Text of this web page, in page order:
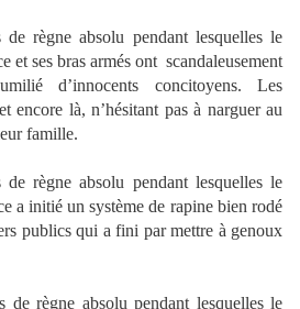
règne absolu pendant lesquelles le
et ses bras armés ont scandaleusement
d’innocents concitoyens. Les
encore là, n’hésitant pas à narguer au
famille.
règne absolu pendant lesquelles le
a initié un système de rapine bien rodé
publics qui a fini par mettre à genoux
de règne absolu pendant lesquelles le